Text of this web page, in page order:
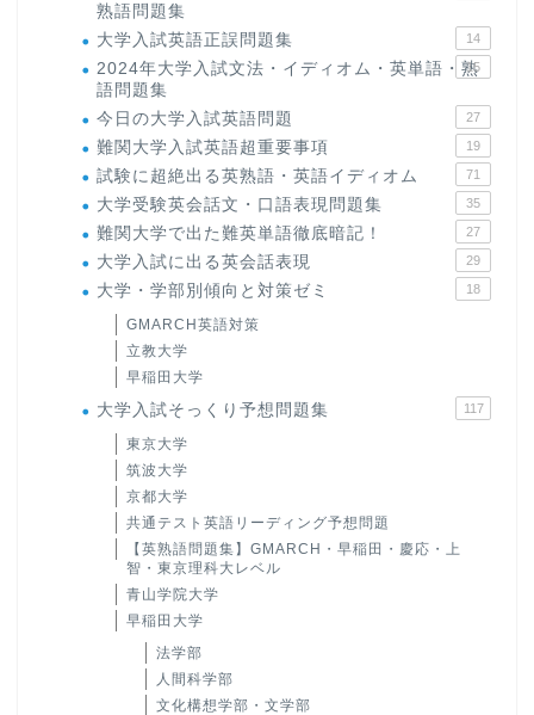
熟語問題集
大学入試英語正誤問題集 14
2024年大学入試文法・イディオム・英単語・熟
語問題集
15
今日の大学入試英語問題 27
難関大学入試英語超重要事項 19
試験に超絶出る英熟語・英語イディオム 71
大学受験英会話文・口語表現問題集 35
難関大学で出た難英単語徹底暗記！ 27
大学入試に出る英会話表現 29
大学・学部別傾向と対策ゼミ 18
GMARCH英語対策
立教大学
早稲田大学
大学入試そっくり予想問題集 117
東京大学
筑波大学
京都大学
共通テスト英語リーディング予想問題
【英熟語問題集】GMARCH・早稲田・慶応・上
智・東京理科大レベル
青山学院大学
早稲田大学
法学部
人間科学部
文化構想学部・文学部